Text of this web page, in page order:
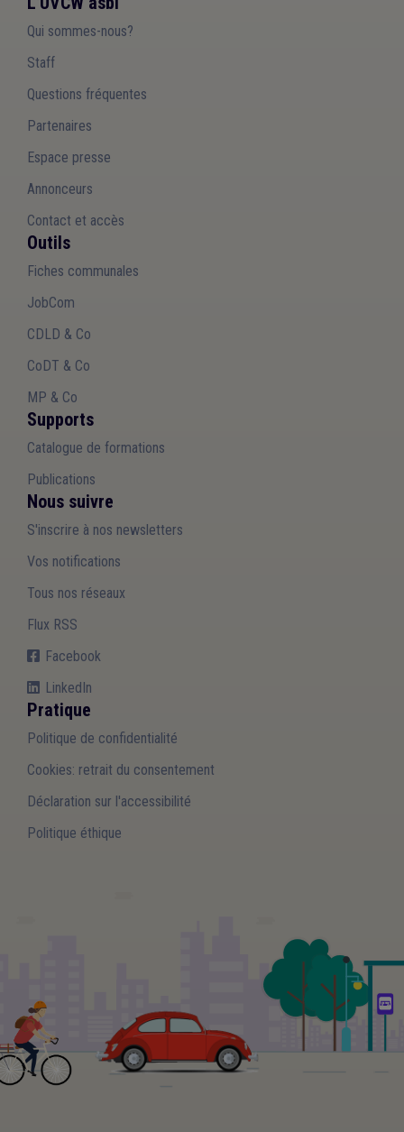
Qui sommes-nous?
Staff
Questions fréquentes
Partenaires
Espace presse
Annonceurs
Contact et accès
Outils
Fiches communales
JobCom
CDLD & Co
CoDT & Co
MP & Co
Supports
Catalogue de formations
Publications
Nous suivre
S'inscrire à nos newsletters
Vos notifications
Tous nos réseaux
Flux RSS
Facebook
LinkedIn
Pratique
Politique de confidentialité
Cookies: retrait du consentement
Déclaration sur l'accessibilité
Politique éthique